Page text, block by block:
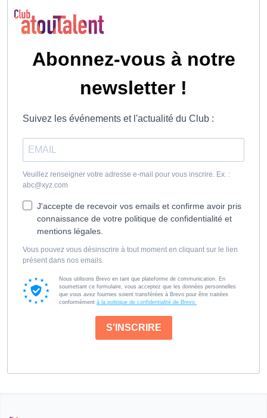
Abonnez-vous à notre
newsletter !
Suivez les événements et l'actualité du Club :
Veuillez renseigner votre adresse e-mail pour vous inscrire. Ex. :
abc@xyz.com
J'accepte de recevoir vos emails et confirme avoir pris
connaissance de votre politique de confidentialité et
mentions légales.
Vous pouvez vous désinscrire à tout moment en cliquant sur le lien
présent dans nos emails.
Nous utilisons Brevo en tant que plateforme de communication. En
soumettant ce formulaire, vous acceptez que les données personnelles
que vous avez fournies soient transférées à Brevo pour être traitées
conformément à la politique de confidentialité de Brevo.
S'INSCRIRE